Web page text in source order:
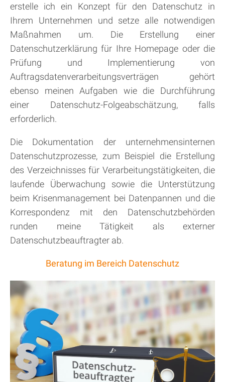
erstelle ich ein Konzept für den Datenschutz in
Ihrem Unternehmen und setze alle notwendigen
Maßnahmen um. Die Erstellung einer
Datenschutzerklärung für Ihre Homepage oder die
Prüfung und Implementierung von
Auftragsdatenverarbeitungsverträgen gehört
ebenso meinen Aufgaben wie die Durchführung
einer Datenschutz-Folgeabschätzung, falls
erforderlich.
Die Dokumentation der unternehmensinternen
Datenschutzprozesse, zum Beispiel die Erstellung
des Verzeichnisses für Verarbeitungstätigkeiten, die
laufende Überwachung sowie die Unterstützung
beim Krisenmanagement bei Datenpannen und die
Korrespondenz mit den Datenschutzbehörden
runden meine Tätigkeit als externer
Datenschutzbeauftragter ab.
Beratung im Bereich Datenschutz